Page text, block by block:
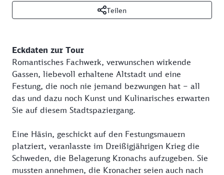
Teilen
Eckdaten zur Tour
Romantisches Fachwerk, verwunschen wirkende
Gassen, liebevoll erhaltene Altstadt und eine
Festung, die noch nie jemand bezwungen hat – all
das und dazu noch Kunst und Kulinarisches erwarten
Sie auf diesem Stadtspaziergang.
Eine Häsin, geschickt auf den Festungsmauern
platziert, veranlasste im Dreißigjährigen Krieg die
Schweden, die Belagerung Kronachs aufzugeben. Sie
mussten annehmen, die Kronacher seien auch nach